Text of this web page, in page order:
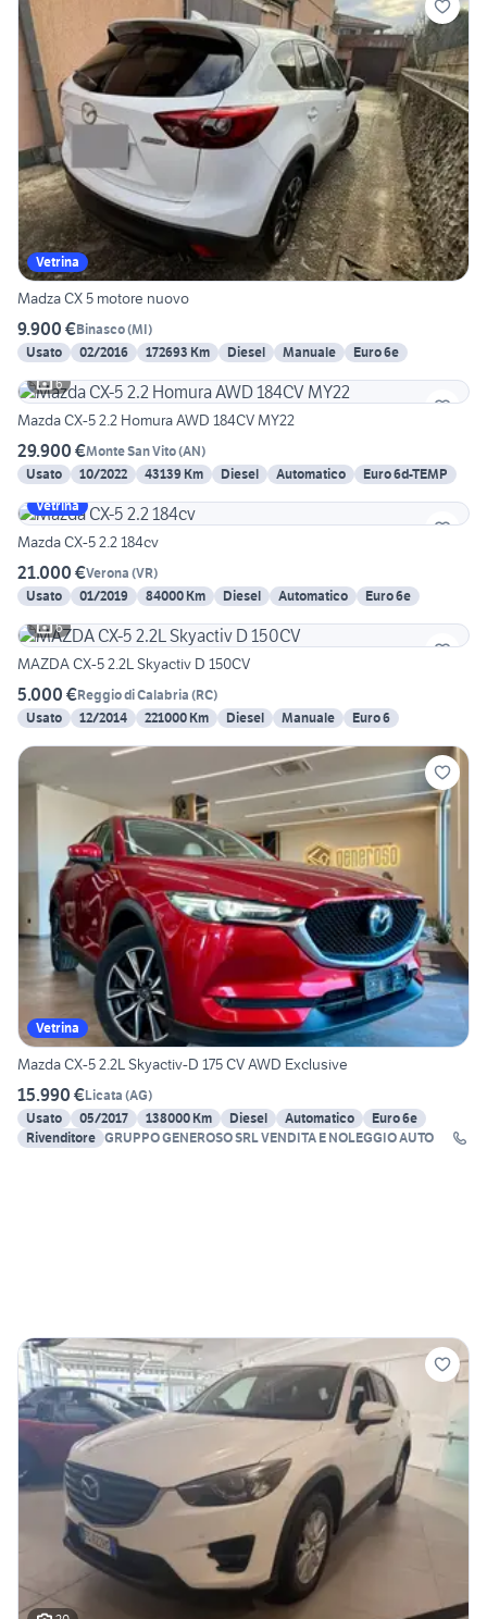
Vetrina
Madza CX 5 motore nuovo
9.900 €Binasco(MI)
Usato
02/2016 172693 Km Diesel Manuale
Euro 6e
6
Mazda CX-5 2.2 Homura AWD 184CV MY22
29.900 €Monte San Vito(AN)
Usato
10/2022 43139 Km Diesel Automatico
Euro 6d-TEMP
Vetrina
Mazda CX-5 2.2 184cv
21.000 €Verona (VR)
Usato
01/2019 84000 Km Diesel Automatico
Euro 6e
6
MAZDA CX-5 2.2L Skyactiv D 150CV
5.000 €Reggio di Calabria (RC)
Usato
12/2014 221000 Km Diesel Manuale Euro 6
Vetrina
Mazda CX-5 2.2L Skyactiv-D 175 CV AWD Exclusive
15.990 €Licata (AG)
Usato
05/2017 138000 Km Diesel Automatico
Euro 6e
Rivenditore GRUPPO GENEROSO SRL VENDITA E NOLEGGIO AUTO